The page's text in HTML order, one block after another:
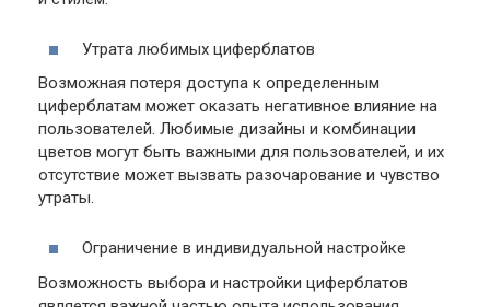
Утрата любимых циферблатов
Возможная потеря доступа к определенным
циферблатам может оказать негативное влияние на
пользователей. Любимые дизайны и комбинации
цветов могут быть важными для пользователей, и их
отсутствие может вызвать разочарование и чувство
утраты.
Ограничение в индивидуальной настройке
Возможность выбора и настройки циферблатов